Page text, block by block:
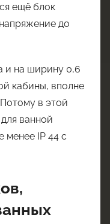
ещё блок
до
и на ширину 0,6
кабины, вполне
в этой
ванной
менее IP 44 с